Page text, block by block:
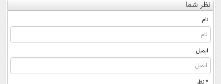
نظر شما
نام
ایمیل
* نظر